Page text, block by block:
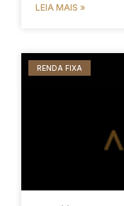
LEIA MAIS »
RENDA FIXA